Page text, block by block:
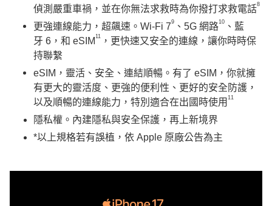
偵測嚴重車禍，並在你無法求救時為你撥打求救電話8
更強連線能力，超飆速。Wi-Fi 79 、5G 網路10 、藍
牙 6，和 eSIM 11 ，更快速又安全的連線，讓你時時保
持聯繫
eSIM，靈活、安全、連結順暢。有了 eSIM，你就擁
有更大的靈活度、更強的便利性、更好的安全防護，
以及順暢的連線能力，特別適合在出國時使用 11
隱私權。內建隱私與安全保護，再上新境界
*以上規格若有誤植，依 Apple 原廠公告為主